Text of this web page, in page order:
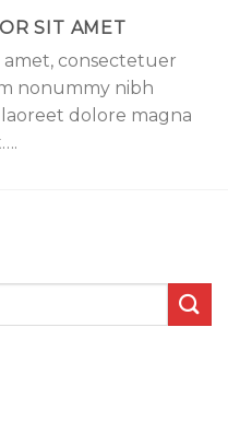
SIT AMET
consectetuer
nonummy nibh
dolore magna